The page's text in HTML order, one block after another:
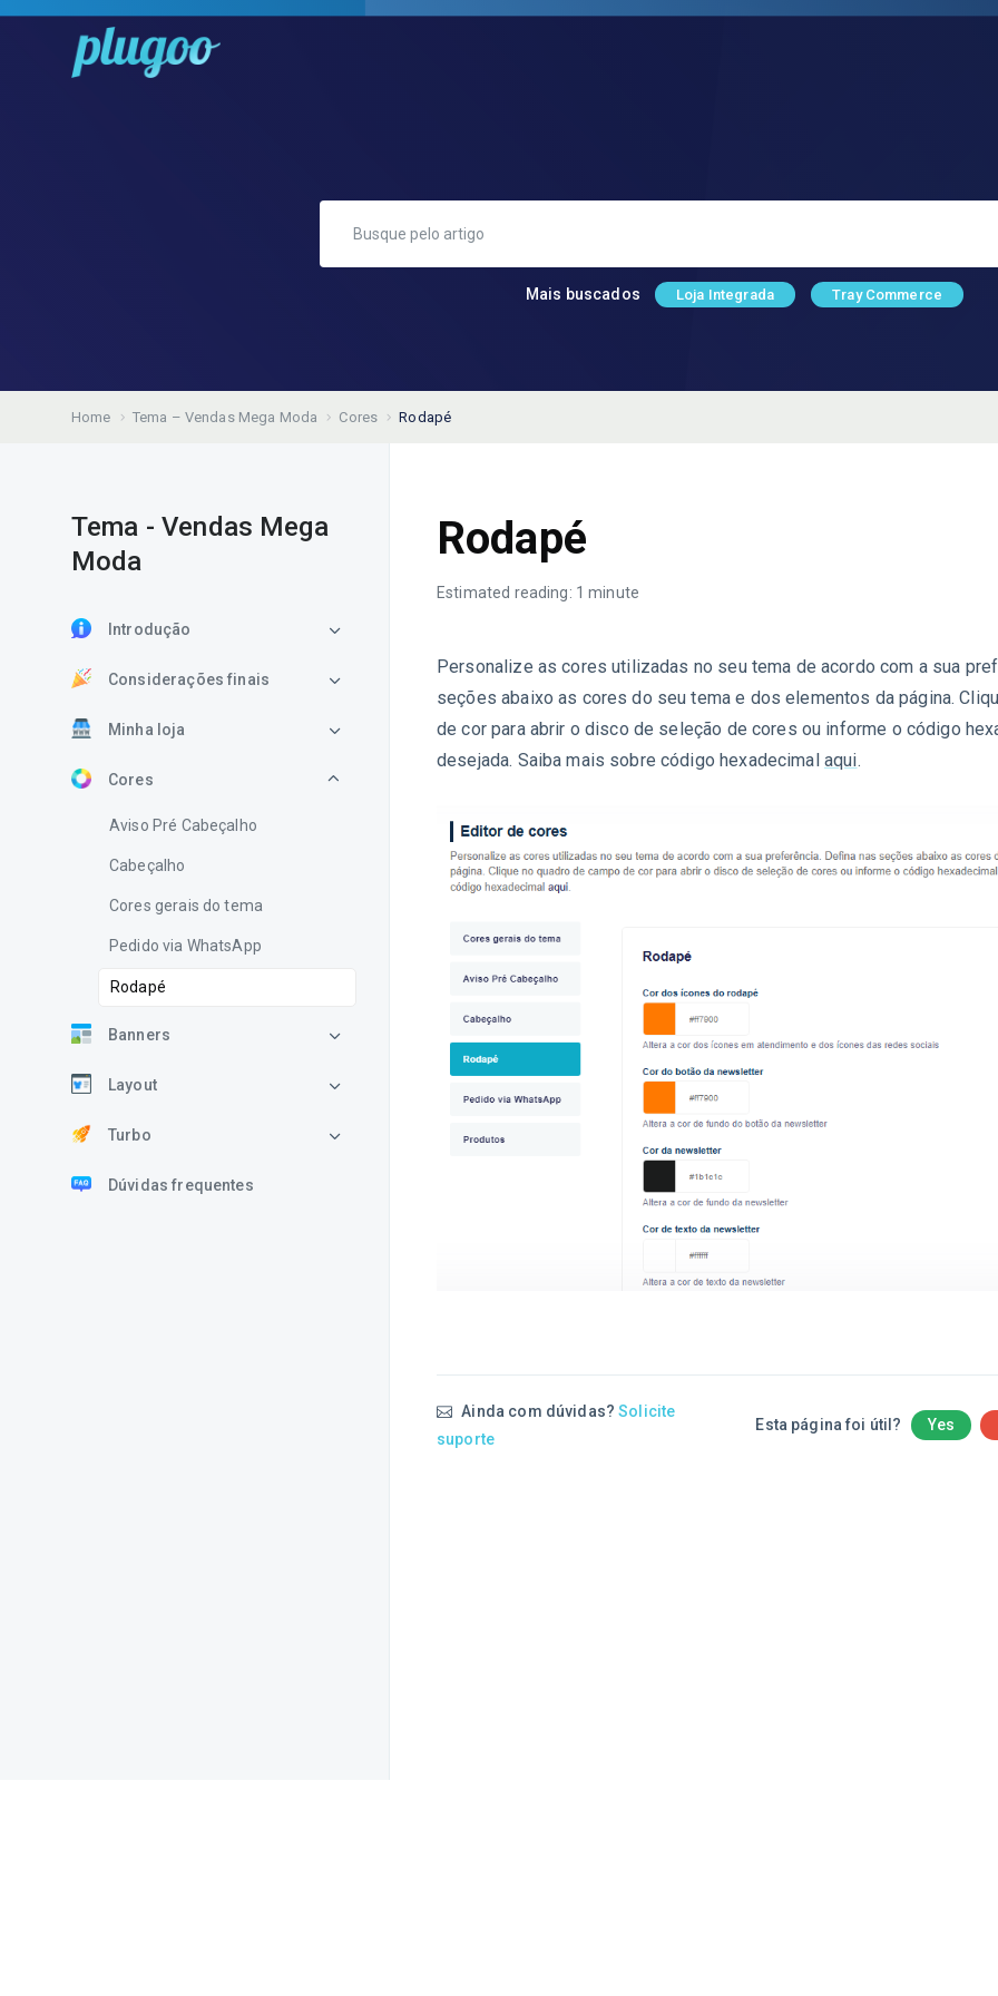
Mais buscados Loja Integrada Tray Commerce
Home Tema – Vendas Mega Moda Cores Rodapé
Tema - Vendas Mega
Moda
Introdução
Considerações finais
Minha loja
Cores
Aviso Pré Cabeçalho
Cabeçalho
Cores gerais do tema
Pedido via WhatsApp
Rodapé
Banners
Layout
Turbo
Dúvidas frequentes
Rodapé
Estimated reading: 1 minute
Personalize as cores utilizadas no seu tema de acordo com a sua
seções abaixo as cores do seu tema e dos elementos da página.
de cor para abrir o disco de seleção de cores ou informe o código
desejada. Saiba mais sobre código hexadecimal aqui.
Ainda com dúvidas?Solicite
suporte
Esta página foi útil? Yes